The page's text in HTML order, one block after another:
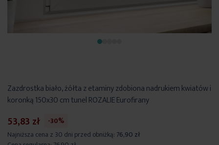
Zazdrostka biało, żółta z etaminy zdobiona nadrukiem kwiatów i
koronką 150x30 cm tunel ROZALIE Eurofirany
53,83 zł
-30%
Najniższa cena z 30 dni przed obniżką: 76,90 zł